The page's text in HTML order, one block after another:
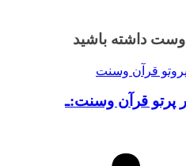
داشته باشید
قرآن وسنت:ـ